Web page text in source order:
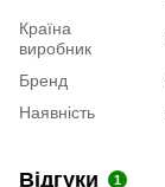
Країна
виробник
Бренд
Наявність
Відгуки 1